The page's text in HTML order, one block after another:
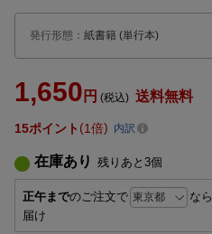
発行形態 ： 紙書籍 (単行本)
1,650 円 (税込) 送料無料
15ポイント 1倍 内訳
在庫あり 残りあと 3個
正午までのご注文で なら
届け